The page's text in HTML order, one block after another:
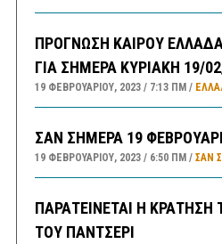
ΠΡΟΓΝΩΣΗ ΚΑΙΡΟΥ
ΓΙΑ ΣΗΜΕΡΑ ΚΥΡΙΑΚΗ 19/
19 ΦΕΒΡΟΥΑΡΊΟΥ, 2023 7:13 ΠΜ
ΣΑΝ ΣΗΜΕΡΑ 19
19 ΦΕΒΡΟΥΑΡΊΟΥ, 2023 6:50 ΠΜ ΣΑΝ
ΠΑΡΑΤΕΙΝΕΤΑΙ Η ΚΡΑΤΗΣΗ
ΤΟΥ ΠΑΝΤΣΕΡΙ